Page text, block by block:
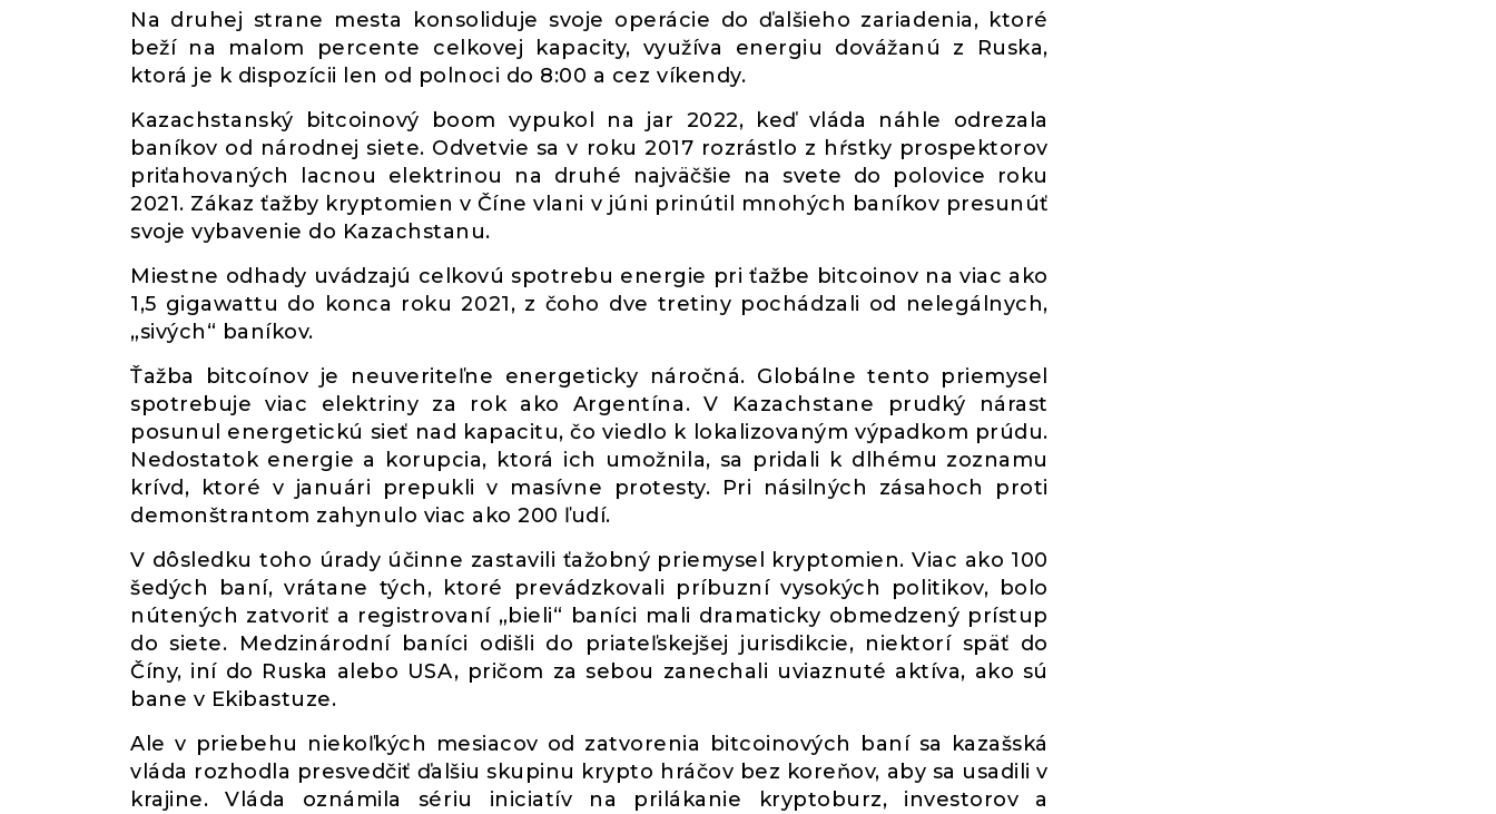
Na druhej strane mesta konsoliduje svoje operácie do ďalšieho zariadenia, ktoré
beží na malom percente celkovej kapacity, využíva energiu dovážanú z Ruska,
ktorá je k dispozícii len od polnoci do 8:00 a cez víkendy.
Kazachstanský bitcoinový boom vypukol na jar 2022, keď vláda náhle odrezala
baníkov od národnej siete. Odvetvie sa v roku 2017 rozrástlo z hŕstky prospektorov
priťahovaných lacnou elektrinou na druhé najväčšie na svete do polovice roku
2021. Zákaz ťažby kryptomien v Číne vlani v júni prinútil mnohých baníkov presunúť
svoje vybavenie do Kazachstanu.
Miestne odhady uvádzajú celkovú spotrebu energie pri ťažbe bitcoinov na viac ako
1,5 gigawattu do konca roku 2021, z čoho dve tretiny pochádzali od nelegálnych,
„sivých“ baníkov.
Ťažba bitcoínov je neuveriteľne energeticky náročná. Globálne tento priemysel
spotrebuje viac elektriny za rok ako Argentína. V Kazachstane prudký nárast
posunul energetickú sieť nad kapacitu, čo viedlo k lokalizovaným výpadkom prúdu.
Nedostatok energie a korupcia, ktorá ich umožnila, sa pridali k dlhému zoznamu
krívd, ktoré v januári prepukli v masívne protesty. Pri násilných zásahoch proti
demonštrantom zahynulo viac ako 200 ľudí.
V dôsledku toho úrady účinne zastavili ťažobný priemysel kryptomien. Viac ako 100
šedých baní, vrátane tých, ktoré prevádzkovali príbuzní vysokých politikov, bolo
nútených zatvoriť a registrovaní „bieli“ baníci mali dramaticky obmedzený prístup
do siete. Medzinárodní baníci odišli do priateľskejšej jurisdikcie, niektorí späť do
Číny, iní do Ruska alebo USA, pričom za sebou zanechali uviaznuté aktíva, ako sú
bane v Ekibastuze.
Ale v priebehu niekoľkých mesiacov od zatvorenia bitcoinových baní sa kazašská
vláda rozhodla presvedčiť ďalšiu skupinu krypto hráčov bez koreňov, aby sa usadili v
krajine. Vláda oznámila sériu iniciatív na prilákanie kryptoburz, investorov a